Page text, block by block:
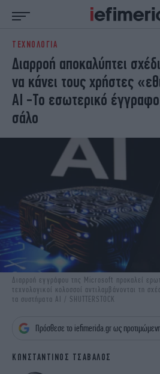
ΕΙΔΗΣΕΙΣ
NON PAPER
ΟΙΚΟΝΟΜΙΑ
ΠΟΛΙΤΙΣΜΟΣ
ΖΩΗ
ΓΥΝΑΙΚΑ
ΤΕΧΝΟΛΟΓΙΑ
DESIGN
PODCAST
iOPINIONS
iBOOKS
OSCARS
ΤΕΧΝΟΛΟΓΙΑ
Διαρροή αποκαλύπτει
να κάνει τους χρήστες
AI -Το εσωτερικό
σάλο
Διαρροή εγγράφου της Microsoft προκαλεί
τεχνολογικοί κολοσσοί αντιλαμβάνονται τη
τα συστήματα AI / SHUTTERSTOCK
Πρόσθεσε το iefimerida.gr ως
ΚΩΝΣΤΑΝΤΙΝΟΣ ΤΣΑΒΑΛΟΣ